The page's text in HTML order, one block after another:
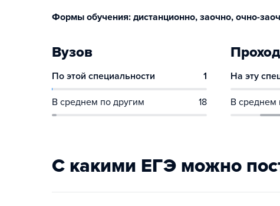
Формы обучения: дистанционно, заочно, очно-
Вузов
По этой специальности 1
В среднем по другим 18
На эту
В среднем
С какими ЕГЭ можно